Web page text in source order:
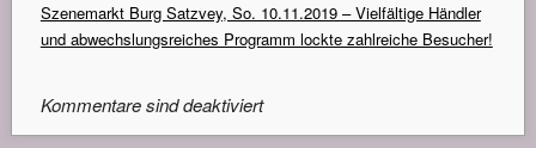
Szenemarkt Burg Satzvey, So. 10.11.2019 – Vielfältige Händler
und abwechslungsreiches Programm lockte zahlreiche Besucher!
Kommentare sind deaktiviert